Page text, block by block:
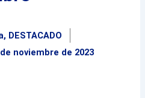
, DESTACADO
noviembre de 2023